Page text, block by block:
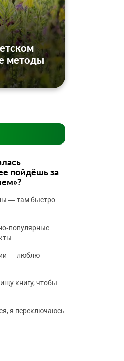
методы
пойдёшь за
— там быстро
— люблю
книгу, чтобы
я переключаюсь